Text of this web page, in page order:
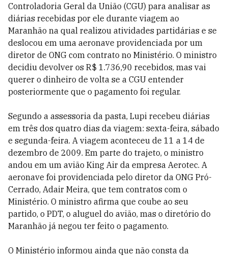
Controladoria Geral da União (CGU) para analisar as
diárias recebidas por ele durante viagem ao
Maranhão na qual realizou atividades partidárias e se
deslocou em uma aeronave providenciada por um
diretor de ONG com contrato no Ministério. O ministro
decidiu devolver os R$ 1.736,90 recebidos, mas vai
querer o dinheiro de volta se a CGU entender
posteriormente que o pagamento foi regular.
Segundo a assessoria da pasta, Lupi recebeu diárias
em três dos quatro dias da viagem: sexta-feira, sábado
e segunda-feira. A viagem aconteceu de 11 a 14 de
dezembro de 2009. Em parte do trajeto, o ministro
andou em um avião King Air da empresa Aerotec. A
aeronave foi providenciada pelo diretor da ONG Pró-
Cerrado, Adair Meira, que tem contratos com o
Ministério. O ministro afirma que coube ao seu
partido, o PDT, o aluguel do avião, mas o diretório do
Maranhão já negou ter feito o pagamento.
O Ministério informou ainda que não consta da